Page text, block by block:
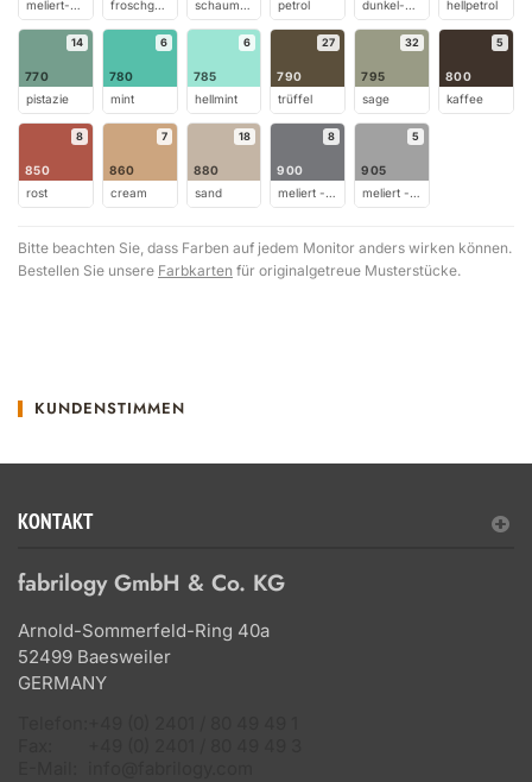
meliert-olivgrün froschgrün schaumgrün petrol dunkel-petrol hellpetrol
770
14
pistazie
780
6
mint
785
6
hellmint
790
27
trüffel
795
32
sage
800
5
kaffee
850
8
rost
860
7
cream
880
18
sand
900
8
meliert - grau
905
5
meliert - hellgrau
Bitte beachten Sie, dass Farben auf jedem Monitor anders wirken können.
Bestellen Sie unsere Farbkarten für originalgetreue Musterstücke.
KUNDENSTIMMEN
KONTAKT
fabrilogy GmbH & Co. KG
Arnold-Sommerfeld-Ring 40a
52499 Baesweiler
GERMANY